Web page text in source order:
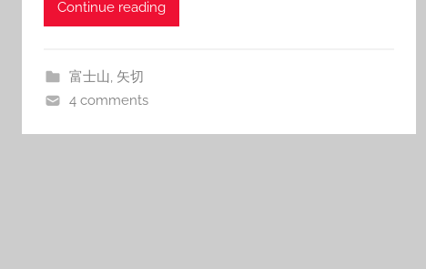
Continue reading
富士山 矢切
4 comments